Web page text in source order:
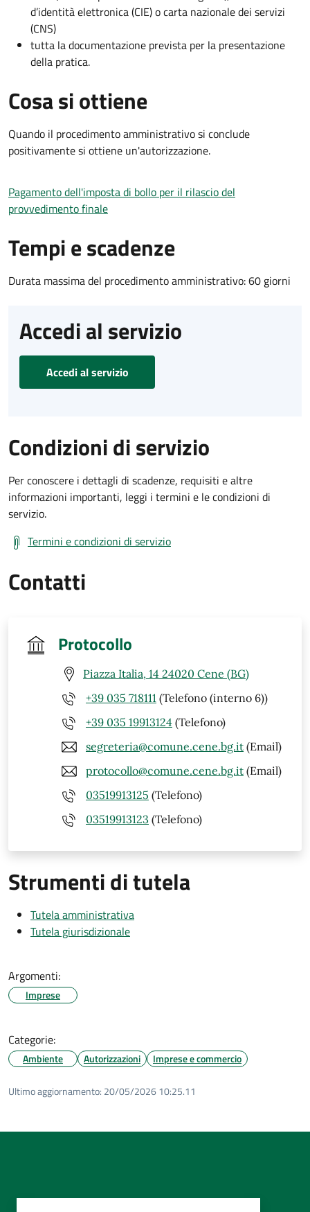
d’identità elettronica (CIE) o carta nazionale dei servizi
(CNS)
tutta la documentazione prevista per la presentazione
della pratica.
Cosa si ottiene
Quando il procedimento amministrativo si conclude
positivamente si ottiene un'autorizzazione.
Pagamento dell'imposta di bollo per il rilascio del
provvedimento finale
Tempi e scadenze
Durata massima del procedimento amministrativo: 60 giorni
Accedi al servizio
Accedi al servizio
Condizioni di servizio
Per conoscere i dettagli di scadenze, requisiti e altre
informazioni importanti, leggi i termini e le condizioni di
servizio.
Termini e condizioni di servizio
Contatti
Protocollo
Piazza Italia, 14 24020 Cene (BG)
+39 035 718111 (Telefono (interno 6))
+39 035 19913124 (Telefono)
segreteria@comune.cene.bg.it (Email)
protocollo@comune.cene.bg.it (Email)
03519913125 (Telefono)
03519913123 (Telefono)
Strumenti di tutela
Tutela amministrativa
Tutela giurisdizionale
Argomenti:
Imprese
Categorie:
Ambiente Autorizzazioni Imprese e commercio
Ultimo aggiornamento: 20/05/2026 10:25.11